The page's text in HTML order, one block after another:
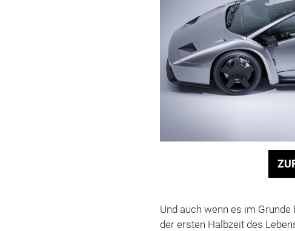
Und auch wenn es im
der ersten Halbzeit des